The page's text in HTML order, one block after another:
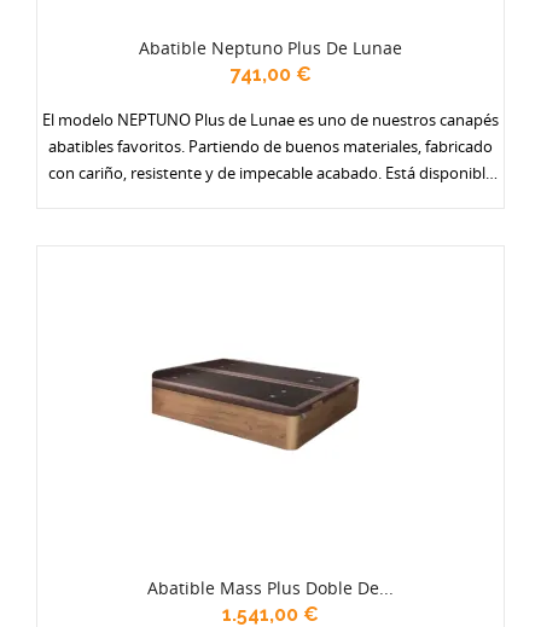
Abatible Neptuno Plus De Lunae
741,00 €
El modelo NEPTUNO Plus de Lunae es uno de nuestros canapés
abatibles favoritos. Partiendo de buenos materiales, fabricado
con cariño, resistente y de impecable acabado. Está disponible
Abatible Mass Plus Doble De...
1.541,00 €